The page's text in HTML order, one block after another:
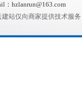
：hzlanrun@163.com
建站仅向商家提供技术服务